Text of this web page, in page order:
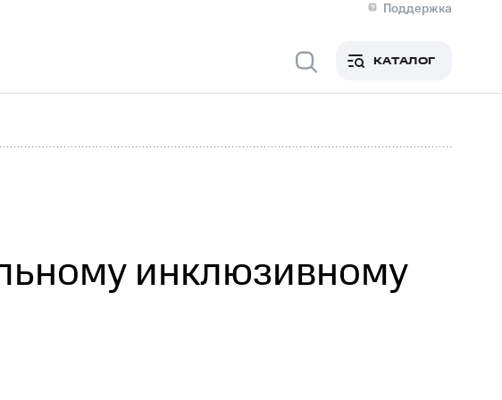
Поддержка
Медиа-центр
КонтактыНовости в регионе
Контроль и аудитРынок акций
КАТАЛОГ
инклюзивному